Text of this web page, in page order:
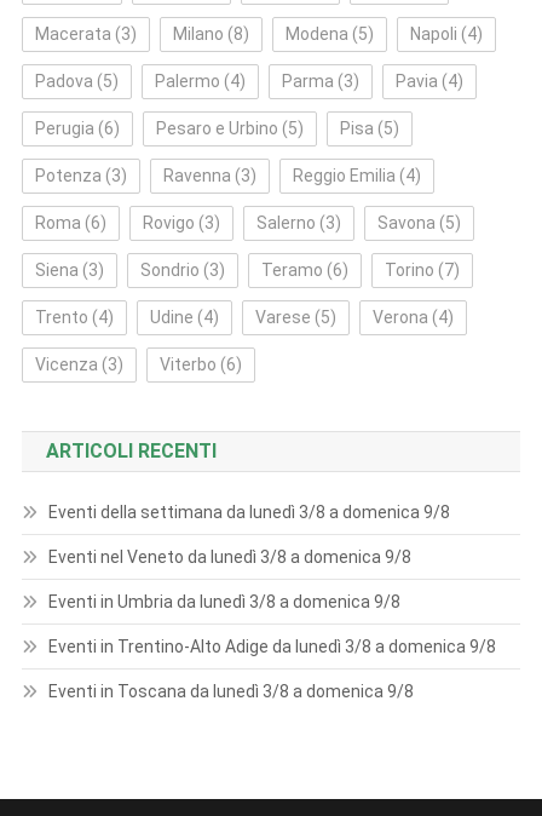
Macerata (3) Milano (8) Modena (5) Napoli (4)
Padova (5) Palermo (4) Parma (3) Pavia (4)
Perugia (6) Pesaro e Urbino (5) Pisa (5)
Potenza (3) Ravenna (3) Reggio Emilia (4)
Roma (6) Rovigo (3) Salerno (3) Savona (5)
Siena (3) Sondrio (3) Teramo (6) Torino (7)
Trento (4) Udine (4) Varese (5) Verona (4)
Vicenza (3) Viterbo (6)
ARTICOLI RECENTI
Eventi della settimana da lunedì 3/8 a domenica 9/8
Eventi nel Veneto da lunedì 3/8 a domenica 9/8
Eventi in Umbria da lunedì 3/8 a domenica 9/8
Eventi in Trentino-Alto Adige da lunedì 3/8 a domenica 9/8
Eventi in Toscana da lunedì 3/8 a domenica 9/8